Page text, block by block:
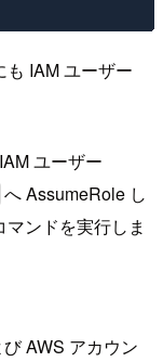
も IAM ユーザー
ユーザー
へ AssumeRole し
マンドを実行しま
AWS アカウン